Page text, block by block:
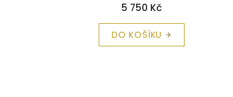
5 750 Kč
DO KOŠÍKU